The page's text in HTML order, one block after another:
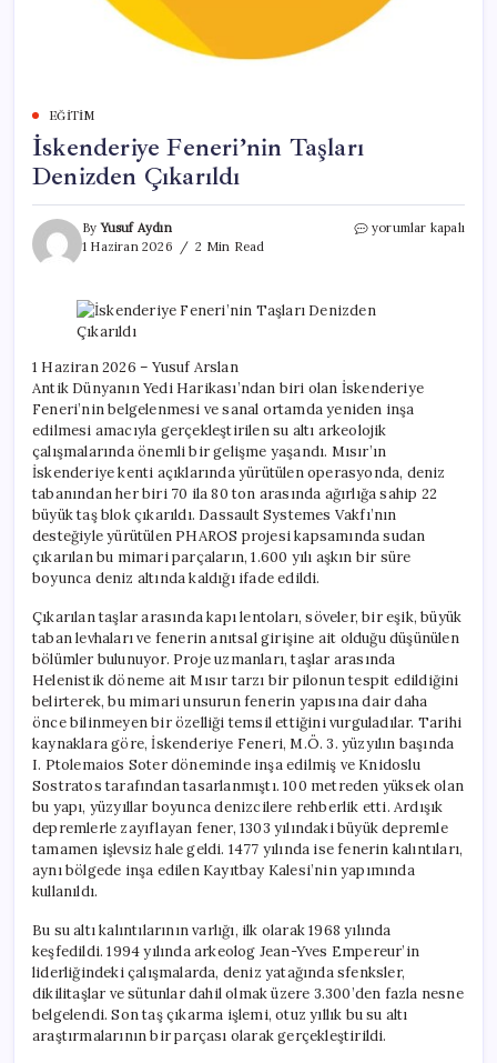
EĞITIM
İskenderiye Feneri’nin Taşları
Denizden Çıkarıldı
ByYusuf Aydın
1 Haziran 2026
2 Min Read
İskenderiye
yorumlar kapalı
1 Haziran 2026 – Yusuf Arslan
Antik Dünyanın Yedi Harikası’ndan biri olan İskenderiye
Feneri’nin belgelenmesi ve sanal ortamda yeniden inşa
edilmesi amacıyla gerçekleştirilen su altı arkeolojik
çalışmalarında önemli bir gelişme yaşandı. Mısır’ın
İskenderiye kenti açıklarında yürütülen operasyonda, deniz
tabanından her biri 70 ila 80 ton arasında ağırlığa sahip 22
büyük taş blok çıkarıldı. Dassault Systemes Vakfı’nın
desteğiyle yürütülen PHAROS projesi kapsamında sudan
çıkarılan bu mimari parçaların, 1.600 yılı aşkın bir süre
boyunca deniz altında kaldığı ifade edildi.
Çıkarılan taşlar arasında kapı lentoları, söveler, bir eşik, büyük
taban levhaları ve fenerin anıtsal girişine ait olduğu düşünülen
bölümler bulunuyor. Proje uzmanları, taşlar arasında
Helenistik döneme ait Mısır tarzı bir pilonun tespit edildiğini
belirterek, bu mimari unsurun fenerin yapısına dair daha
önce bilinmeyen bir özelliği temsil ettiğini vurguladılar. Tarihi
kaynaklara göre, İskenderiye Feneri, M.Ö. 3. yüzyılın başında
I. Ptolemaios Soter döneminde inşa edilmiş ve Knidoslu
Sostratos tarafından tasarlanmıştı. 100 metreden yüksek olan
bu yapı, yüzyıllar boyunca denizcilere rehberlik etti. Ardışık
depremlerle zayıflayan fener, 1303 yılındaki büyük depremle
tamamen işlevsiz hale geldi. 1477 yılında ise fenerin kalıntıları,
aynı bölgede inşa edilen Kayıtbay Kalesi’nin yapımında
kullanıldı.
Bu su altı kalıntılarının varlığı, ilk olarak 1968 yılında
keşfedildi. 1994 yılında arkeolog Jean-Yves Empereur’in
liderliğindeki çalışmalarda, deniz yatağında sfenksler,
dikilitaşlar ve sütunlar dahil olmak üzere 3.300’den fazla nesne
belgelendi. Son taş çıkarma işlemi, otuz yıllık bu su altı
araştırmalarının bir parçası olarak gerçekleştirildi.